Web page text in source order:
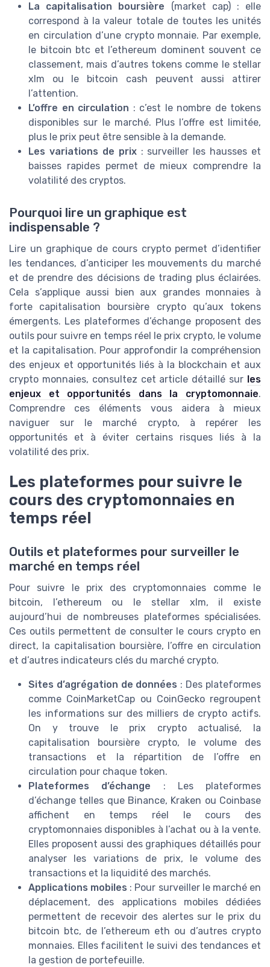
La capitalisation boursière (market cap) : elle
correspond à la valeur totale de toutes les unités
en circulation d’une crypto monnaie. Par exemple,
le bitcoin btc et l’ethereum dominent souvent ce
classement, mais d’autres tokens comme le stellar
xlm ou le bitcoin cash peuvent aussi attirer
l’attention.
L’offre en circulation : c’est le nombre de tokens
disponibles sur le marché. Plus l’offre est limitée,
plus le prix peut être sensible à la demande.
Les variations de prix: surveiller les hausses et
baisses rapides permet de mieux comprendre la
volatilité des cryptos.
Pourquoi lire un graphique est
indispensable ?
Lire un graphique de cours crypto permet d’identifier
les tendances, d’anticiper les mouvements du marché
et de prendre des décisions de trading plus éclairées.
Cela s’applique aussi bien aux grandes monnaies à
forte capitalisation boursière crypto qu’aux tokens
émergents. Les plateformes d’échange proposent des
outils pour suivre en temps réel le prix crypto, le volume
et la capitalisation. Pour approfondir la compréhension
des enjeux et opportunités liés à la blockchain et aux
crypto monnaies, consultez cet article détaillé sur les
enjeux et opportunités dans la cryptomonnaie.
Comprendre ces éléments vous aidera à mieux
naviguer sur le marché crypto, à repérer les
opportunités et à éviter certains risques liés à la
volatilité des prix.
Les plateformes pour suivre le
cours des cryptomonnaies en
temps réel
Outils et plateformes pour surveiller le
marché en temps réel
Pour suivre le prix des cryptomonnaies comme le
bitcoin, l’ethereum ou le stellar xlm, il existe
aujourd’hui de nombreuses plateformes spécialisées.
Ces outils permettent de consulter le cours crypto en
direct, la capitalisation boursière, l’offre en circulation
et d’autres indicateurs clés du marché crypto.
Sites d’agrégation de données : Des plateformes
comme CoinMarketCap ou CoinGecko regroupent
les informations sur des milliers de crypto actifs.
On y trouve le prix crypto actualisé, la
capitalisation boursière crypto, le volume des
transactions et la répartition de l’offre en
circulation pour chaque token.
Plateformes d’échange : Les plateformes
d’échange telles que Binance, Kraken ou Coinbase
affichent en temps réel le cours des
cryptomonnaies disponibles à l’achat ou à la vente.
Elles proposent aussi des graphiques détaillés pour
analyser les variations de prix, le volume des
transactions et la liquidité des marchés.
Applications mobiles : Pour surveiller le marché en
déplacement, des applications mobiles dédiées
permettent de recevoir des alertes sur le prix du
bitcoin btc, de l’ethereum eth ou d’autres crypto
monnaies. Elles facilitent le suivi des tendances et
la gestion de portefeuille.